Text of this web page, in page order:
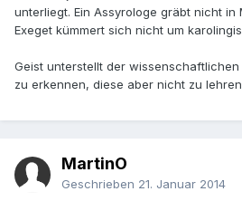
unterliegt. Ein Assyrologe gräbt nicht in
Exeget kümmert sich nicht um
Geist unterstellt der
zu erkennen, diese aber nicht zu
MartinO
Geschrieben 21. Januar 2014